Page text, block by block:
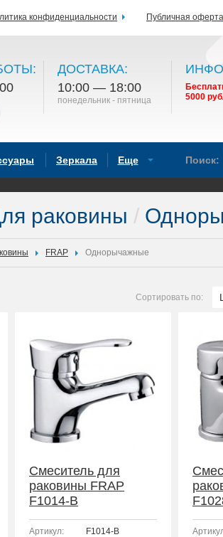
ДОСТАВКА:
10:00 — 18:00
понедельник - пятница
5000
Зеркала Еще Поиск:
раковины /
FRAP Однорычажные
Сортировать по:
Смеситель для
раковины FRAP
F1014-B
Артикул:
F1014-B
конфиденциальности Публичная оферта